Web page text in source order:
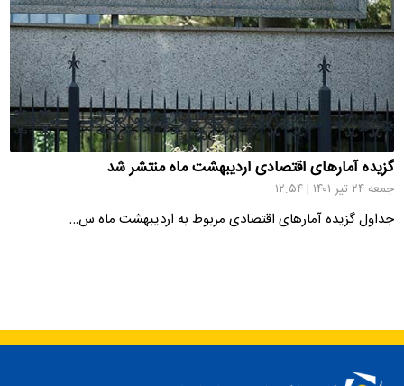
گزیده آمارهای اقتصادی اردیبهشت ماه منتشر شد
جمعه ۲۴ تیر ۱۴۰۱ | ۱۲:۵۴
جداول گزیده آمارهای اقتصادی مربوط به اردیبهشت ماه س…